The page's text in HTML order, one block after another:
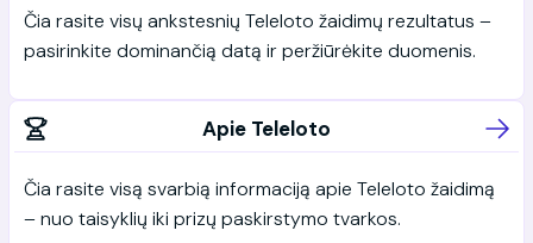
Čia rasite visų ankstesnių Teleloto žaidimų rezultatus –
pasirinkite dominančią datą ir peržiūrėkite duomenis.
Apie Teleloto
Čia rasite visą svarbią informaciją apie Teleloto žaidimą
– nuo taisyklių iki prizų paskirstymo tvarkos.